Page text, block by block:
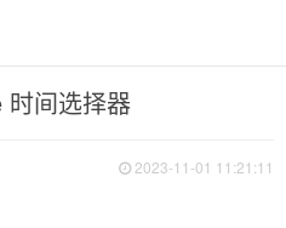
时间选择器
2023-11-01 11:21:11